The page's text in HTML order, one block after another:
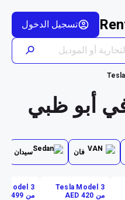
تسجيل الدخول
Tesla
فان سيدان
Tesla Model 3
من AED 420
Model 3
من AED 499